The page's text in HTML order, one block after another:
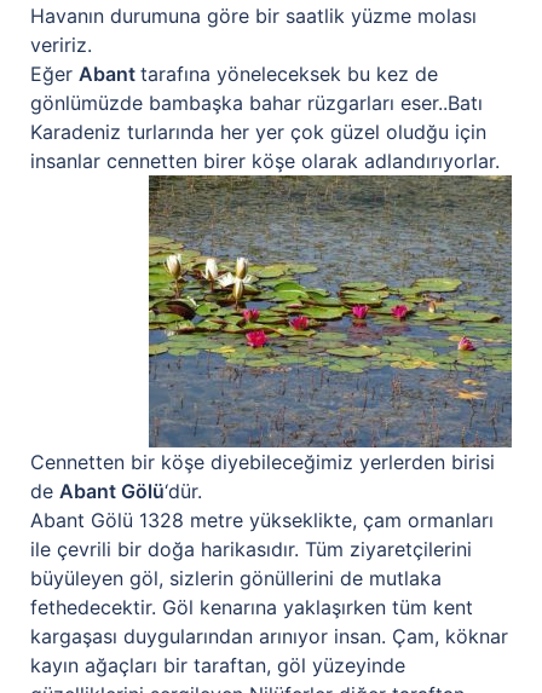
Havanın durumuna göre bir saatlik yüzme molası
veririz.
Eğer Abant tarafına yöneleceksek bu kez de
gönlümüzde bambaşka bahar rüzgarları eser..Batı
Karadeniz turlarında her yer çok güzel oludğu için
insanlar cennetten birer köşe olarak adlandırıyorlar.
Cennetten bir köşe diyebileceğimiz yerlerden birisi
de Abant Gölü‘dür.
Abant Gölü 1328 metre yükseklikte, çam ormanları
ile çevrili bir doğa harikasıdır. Tüm ziyaretçilerini
büyüleyen göl, sizlerin gönüllerini de mutlaka
fethedecektir. Göl kenarına yaklaşırken tüm kent
kargaşası duygularından arınıyor insan. Çam, köknar
kayın ağaçları bir taraftan, göl yüzeyinde